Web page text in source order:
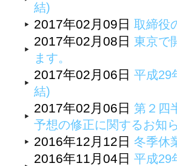
結)
2017年02月09日 取締役
2017年02月08日 東京で
ます。
2017年02月06日 平成29
結)
2017年02月06日 第２四
予想の修正に関するお知
2016年12月12日 冬季休
2016年11月04日 平成29